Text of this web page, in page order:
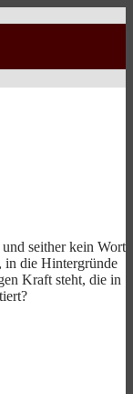
seither kein Wort
in die Hintergründe
Kraft steht, die in